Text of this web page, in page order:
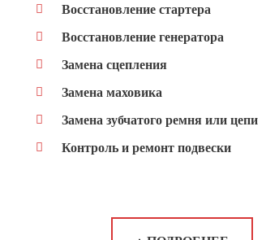
Восстановление стартера
Восстановление генератора
Замена сцепления
Замена маховика
Замена зубчатого ремня или цепи
Контроль и ремонт подвески